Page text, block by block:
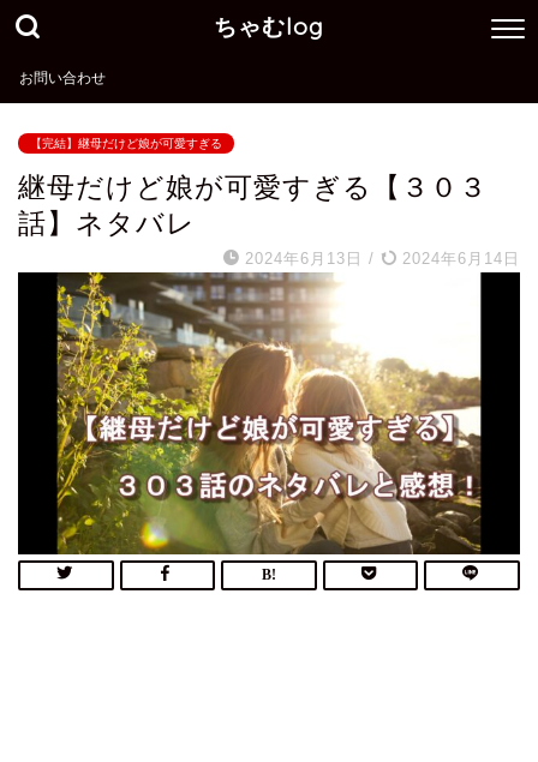
ちゃむlog
お問い合わせ
【完結】継母だけど娘が可愛すぎる
継母だけど娘が可愛すぎる【３０３
話】ネタバレ
2024年6月13日 / 2024年6月14日